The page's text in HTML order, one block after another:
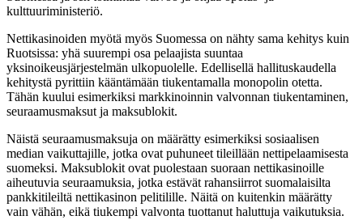
kulttuuriministeriö.
Nettikasinoiden myötä myös Suomessa on nähty sama kehitys kuin
Ruotsissa: yhä suurempi osa pelaajista suuntaa
yksinoikeusjärjestelmän ulkopuolelle. Edellisellä hallituskaudella
kehitystä pyrittiin kääntämään tiukentamalla monopolin otetta.
Tähän kuului esimerkiksi markkinoinnin valvonnan tiukentaminen,
seuraamusmaksut ja maksublokit.
Näistä seuraamusmaksuja on määrätty esimerkiksi sosiaalisen
median vaikuttajille, jotka ovat puhuneet tileillään nettipelaamisesta
suomeksi. Maksublokit ovat puolestaan suoraan nettikasinoille
aiheutuvia seuraamuksia, jotka estävät rahansiirrot suomalaisilta
pankkitileiltä nettikasinon pelitilille. Näitä on kuitenkin määrätty
vain vähän, eikä tiukempi valvonta tuottanut haluttuja vaikutuksia.